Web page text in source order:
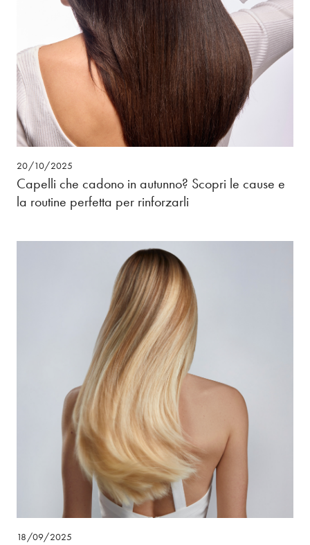
20/10/2025
Capelli che cadono in autunno? Scopri le cause e
la routine perfetta per rinforzarli
18/09/2025